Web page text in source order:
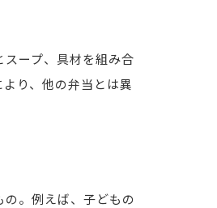
ープ、具材を組み合
り、他の弁当とは異
。例えば、子どもの